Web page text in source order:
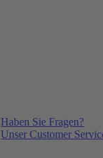
Haben Sie Fragen?
Unser Customer